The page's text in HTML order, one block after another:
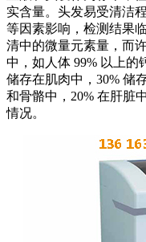
实含量。头发易受清洁
等因素影响，检测结果
清中的微量元素量，而
中，如人体 99% 以上的
储存在肌肉中，30% 储
和骨骼中，20% 在肝脏
情况。